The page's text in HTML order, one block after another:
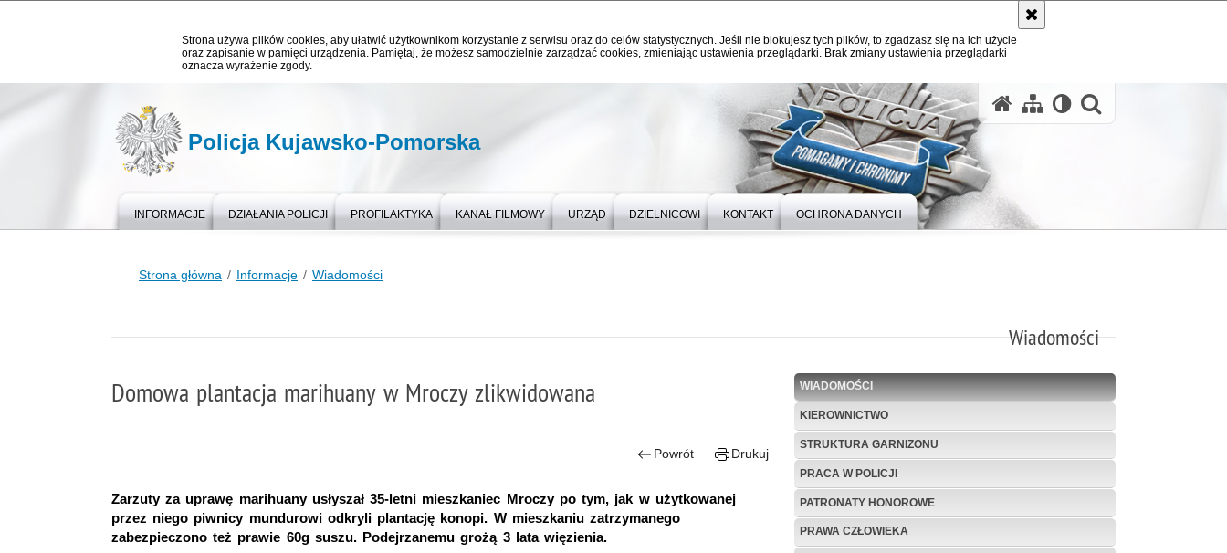
Strona używa plików cookies, aby ułatwić użytkownikom korzystanie z serwisu oraz do celów statystycznych. Jeśli nie blokujesz tych plików, to zgadzasz się na ich użycie
oraz zapisanie w pamięci urządzenia. Pamiętaj, że możesz samodzielnie zarządzać cookies, zmieniając ustawienia przeglądarki. Brak zmiany ustawienia przeglądarki
oznacza wyrażenie zgody.
Policja Kujawsko-Pomorska
INFORMACJE DZIAŁANIA POLICJI PROFILAKTYKA KANAŁ FILMOWY URZĄD DZIELNICOWI KONTAKT OCHRONA DANYCH
Strona główna Informacje Wiadomości
Wiadomości
Domowa plantacja marihuany w Mroczy zlikwidowana
Powrót Drukuj
Zarzuty za uprawę marihuany usłyszał 35-letni mieszkaniec Mroczy po tym, jak w użytkowanej
przez niego piwnicy mundurowi odkryli plantację konopi. W mieszkaniu zatrzymanego
zabezpieczono też prawie 60g suszu. Podejrzanemu grożą 3 lata więzienia.
WIADOMOŚCI
KIEROWNICTWO
STRUKTURA GARNIZONU
PRACA W POLICJI
PATRONATY HONOROWE
PRAWA CZŁOWIEKA